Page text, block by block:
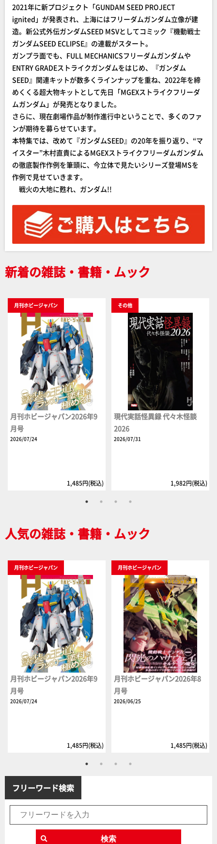
2021年に新プロジェクト「GUNDAM SEED PROJECT
ignited」が発表され、上海にはフリーダムガンダム立像が建
造。新公式外伝ガンダムSEED MSVとしてコミック『機動戦士
ガンダムSEED ECLIPSE』の連載がスタート。
ガンプラ面でも、FULL MECHANICSフリーダムガンダムや
ENTRY GRADEストライクガンダムをはじめ、『ガンダム
SEED』関連キットが数多くラインナップを重ね、2022年を締
めくくる超大物キットとして先日「MGEXストライクフリーダ
ムガンダム」が発売となりました。
さらに、現在劇場作品が制作進行中ということで、多くのファ
ンが期待を募らせています。
本特集では、改めて『ガンダムSEED』の20年を振り返り、“マ
イスター”木村直貴によるMGEXストライクフリーダムガンダム
の徹底製作作例を筆頭に、今立体で見たいシリーズ登場MSを
作例で見せていきます。
戦火の大地に甦れ、ガンダム!!
新着の雑誌・書籍・ムック
月刊ホビージャパン
月刊ホビージャパン2026年9
月号
2026/07/24
1,485円(税込)
その他
現代実話怪異録 代々木怪談
2026
2026/07/31
1,982円(税込)
人気の雑誌・書籍・ムック
月刊ホビージャパン
月刊ホビージャパン2026年9
月号
2026/07/24
1,485円(税込)
月刊ホビージャパン
月刊ホビージャパン2026年8
月号
2026/06/25
1,485円(税込)
フリーワード検索
検索